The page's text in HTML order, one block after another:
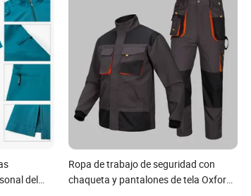
del
Ropa de trabajo de seguridad con
chaqueta y pantalones de tela Oxford